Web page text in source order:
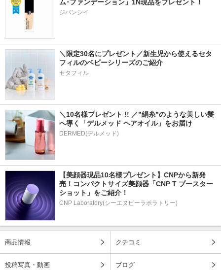
ジバンシイ
＼限定30名にプレゼント／新生児から使えるセタ
フィルのベビーシリーズのご紹介
セタフィル
＼10名様プレゼント !! ／”絹糸”のような美しい髪
へ導く「デルメッド ヘアオイル」をお届け
DERMED(デルメッド)
【美顔器現品10名様プレゼント】CNPから新発
売！コンパクトサイズ美顔器「CNP T ブースター
ショット」をご紹介！
CNP Laboratory(シーエヌピーラボラトリー)
商品情報 クチコミ
投稿写真・動画 ブログ